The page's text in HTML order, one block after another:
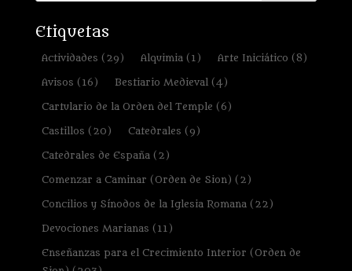
Etiquetas
Actividades (29) Alquimia (1) Arte Iniciático (8)
Avisos (16) Bestiario Medieval (4)
Cartulario de la Orden del Temple (6)
Castillos (20) Catedrales (9)
Catedrales de España (2)
Comenzar a Caminar (Orden de Sion) (2)
Concilios y Sínodos de la Iglesia Romana (22)
Devociones Marianas (11)
Enseñanzas para el Crecimiento Interior (Orden de